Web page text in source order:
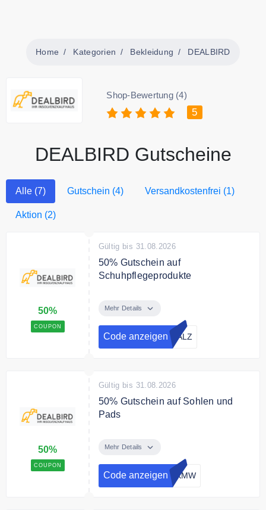
Home Kategorien Bekleidung DEALBIRD
Shop-Bewertung (4)
5
DEALBIRD Gutscheine
Alle (7) Gutschein (4) Versandkostenfrei (1)
Aktion (2)
50%
COUPON
Gültig bis 31.08.2026
50% Gutschein auf
Schuhpflegeprodukte
Rabatt auf Schuhpflegeprodukte.
Mehr Details
Code anzeigen DALZ
50%
COUPON
Gültig bis 31.08.2026
50% Gutschein auf Sohlen und
Pads
Produkte in der Produktkategorie
Mehr Details
Code anzeigen 9KMW